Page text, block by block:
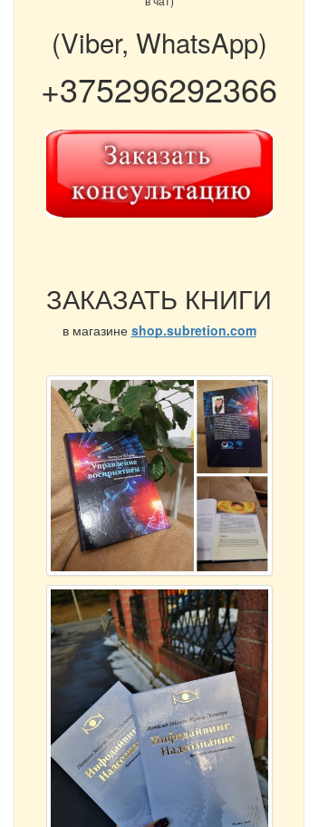
(Viber, WhatsApp)
+375296292366
ЗАКАЗАТЬ КНИГИ
в магазине shop.subretion.com